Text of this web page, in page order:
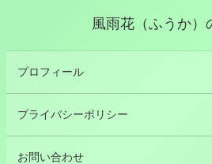
風雨花（ふうか）
プロフィール
プライバシーポリシー
お問い合わせ